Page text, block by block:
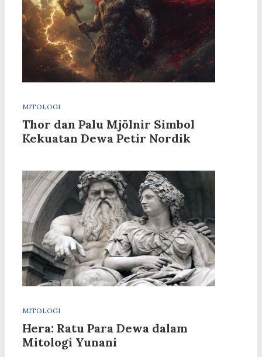
MITOLOGI
Thor dan Palu Mjölnir Simbol
Kekuatan Dewa Petir Nordik
MITOLOGI
Hera: Ratu Para Dewa dalam
Mitologi Yunani